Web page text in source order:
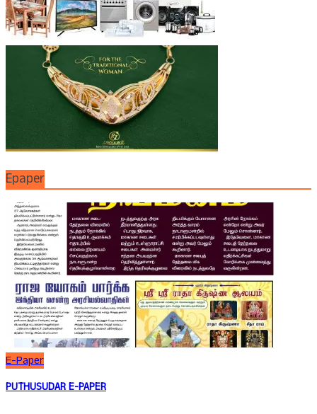
Epaper
E-Paper
PUTHUSUDAR E-PAPER